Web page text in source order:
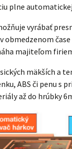
plne
vyrábať
obmedzenom
majiteľom
mäkších a
ABS či penu s
až do hrúbky